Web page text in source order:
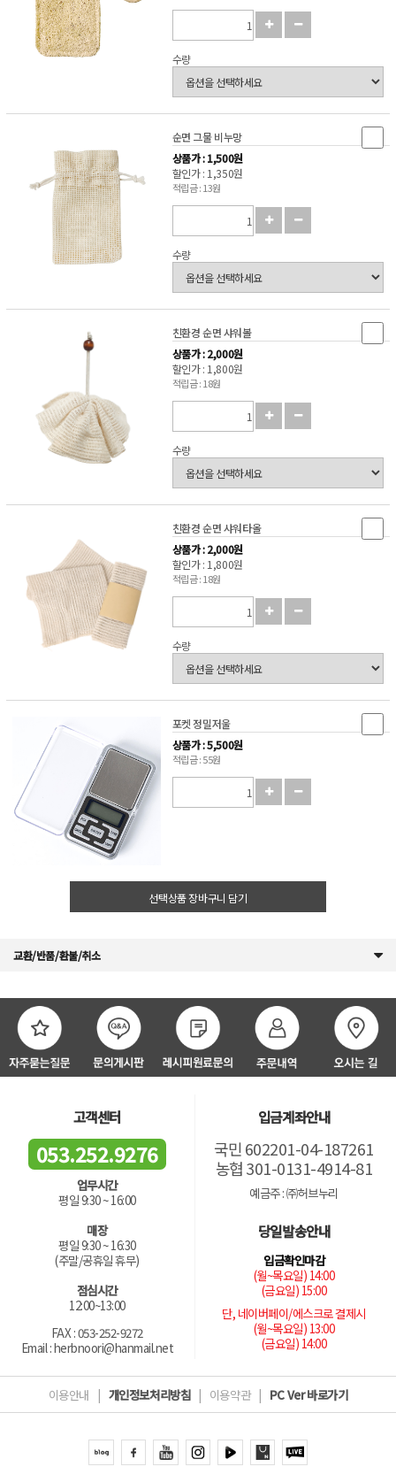
수량
순면 그물 비누망
상품가 : 1,500원
할인가 : 1,350원
적립금 : 13원
수량
친환경 순면 샤워볼
상품가 : 2,000원
할인가 : 1,800원
적립금 : 18원
수량
친환경 순면 샤워타올
상품가 : 2,000원
할인가 : 1,800원
적립금 : 18원
수량
포켓 정밀저울
상품가 : 5,500원
적립금 : 55원
선택상품 장바구니 담기
교환/반품/환불/취소
고객센터
053.252.9276
업무시간
평일 9:30 ~ 16:00
매장
평일 9:30 ~ 16:30
(주말/공휴일 휴무)
점심시간
12:00~13:00
FAX : 053-252-9272
Email : herbnoori@hanmail.net
입금계좌안내
국민 602201-04-187261
농협 301-0131-4914-81
예금주 : ㈜허브누리
당일발송안내
입금확인마감
(월~목요일) 14:00
(금요일) 15:00
단, 네이버페이/에스크로 결제시
(월~목요일) 13:00
(금요일) 14:00
이용안내 | 개인정보처리방침 | 이용약관 | PC Ver 바로가기